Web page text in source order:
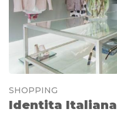
SHOPPING
Identita Italiana